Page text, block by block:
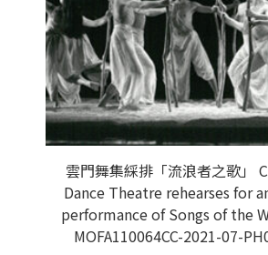
雲門舞集綵排「流浪者之歌」
Dance Theatre rehearses for
performance of Songs of the
MOFA110064CC-2021-07-